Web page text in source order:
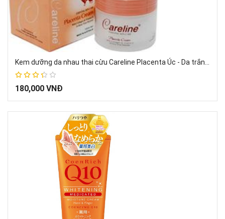
67%
180,000 VNĐ